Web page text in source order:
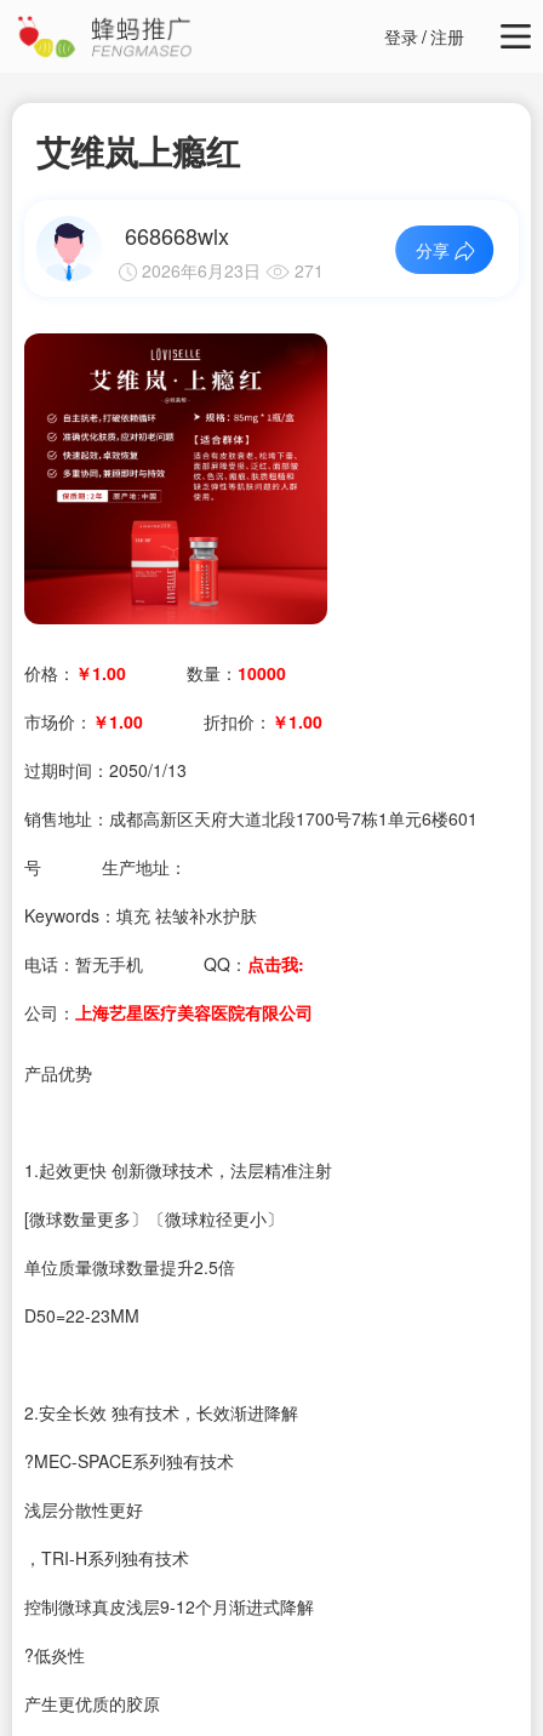
登录/注册
艾维岚上瘾红
668668wlx
2026年6月23日 271
分享
价格： ￥1.00 数量： 10000
市场价： ￥1.00 折扣价： ￥1.00
过期时间： 2050/1/13
销售地址：成都高新区天府大道北段1700号7栋1单元6楼601
号
生产地址：
Keywords：填充 祛皱补水护肤
电话： 暂无手机 QQ： 点击我:
公司： 上海艺星医疗美容医院有限公司
产品优势
1.起效更快 创新微球技术，法层精准注射
[微球数量更多〕〔微球粒径更小〕
单位质暈微球数量提升2.5倍
D50=22-23MM
2.安全长效 独有技术，长效渐进降解
?MEC-SPACE系列独有技术
浅层分散性更好
，TRI-H系列独有技术
控制微球真皮浅层9-12个月渐进式降解
?低炎性
产生更优质的胶原